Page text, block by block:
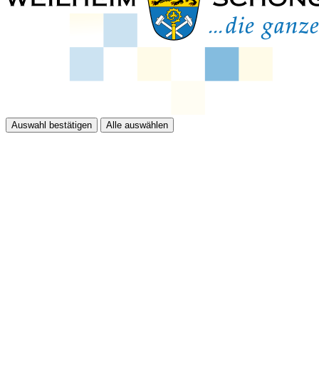
Auswahl bestätigen Alle auswählen